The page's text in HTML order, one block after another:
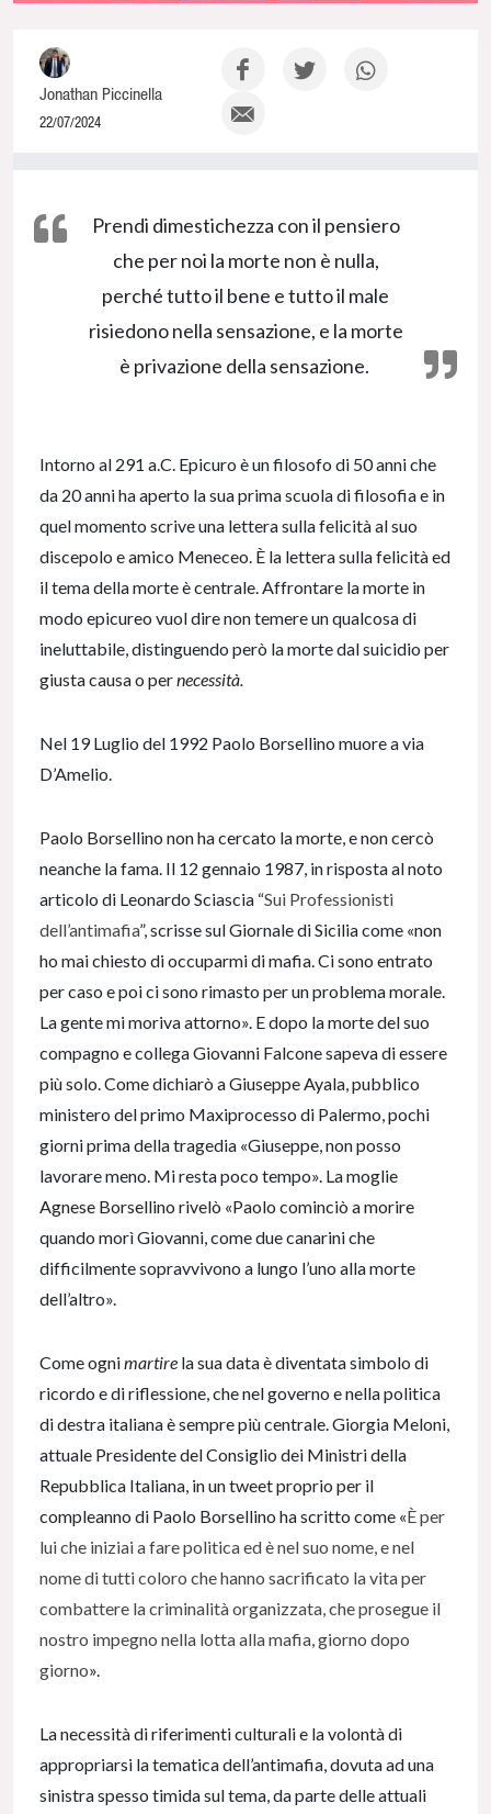
Jonathan Piccinella
22/07/2024
Prendi dimestichezza con il pensiero
che per noi la morte non è nulla,
perché tutto il bene e tutto il male
risiedono nella sensazione, e la morte
è privazione della sensazione.
Intorno al 291 a.C. Epicuro è un filosofo di 50 anni che
da 20 anni ha aperto la sua prima scuola di filosofia e in
quel momento scrive una lettera sulla felicità al suo
discepolo e amico Meneceo. È la lettera sulla felicità ed
il tema della morte è centrale. Affrontare la morte in
modo epicureo vuol dire non temere un qualcosa di
ineluttabile, distinguendo però la morte dal suicidio per
giusta causa o pernecessità.
Nel 19 Luglio del 1992 Paolo Borsellino muore a via
D’Amelio.
Paolo Borsellino non ha cercato la morte, e non cercò
neanche la fama. Il 12 gennaio 1987, in risposta al noto
articolo di Leonardo Sciascia “Sui Professionisti
dell’antimafia”, scrisse sul Giornale di Sicilia come «non
ho mai chiesto di occuparmi di mafia. Ci sono entrato
per caso e poi ci sono rimasto per un problema morale.
La gente mi moriva attorno». E dopo la morte del suo
compagno e collega Giovanni Falcone sapeva di essere
più solo. Come dichiarò a Giuseppe Ayala, pubblico
ministero del primo Maxiprocesso di Palermo, pochi
giorni prima della tragedia «Giuseppe, non posso
lavorare meno. Mi resta poco tempo». La moglie
Agnese Borsellino rivelò «Paolo cominciò a morire
quando morì Giovanni, come due canarini che
difficilmente sopravvivono a lungo l’uno alla morte
dell’altro».
Come ognimartire la sua data è diventata simbolo di
ricordo e di riflessione, che nel governo e nella politica
di destra italiana è sempre più centrale. Giorgia Meloni,
attuale Presidente del Consiglio dei Ministri della
Repubblica Italiana, in un tweet proprio per il
compleanno di Paolo Borsellino ha scritto come «È per
lui che iniziai a fare politica ed è nel suo nome, e nel
nome di tutti coloro che hanno sacrificato la vita per
combattere la criminalità organizzata, che prosegue il
nostro impegno nella lotta alla mafia, giorno dopo
giorno».
La necessità di riferimenti culturali e la volontà di
appropriarsi la tematica dell’antimafia, dovuta ad una
sinistra spesso timida sul tema, da parte delle attuali